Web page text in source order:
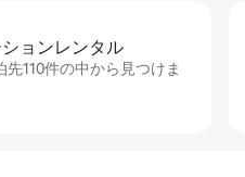
ョ⁠ンレ⁠ン⁠タ⁠ル
110件の中から見つけま